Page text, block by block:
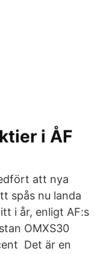
i ÅF
att nya
spås nu landa
i år, enligt AF:s
OMXS30
Det är en